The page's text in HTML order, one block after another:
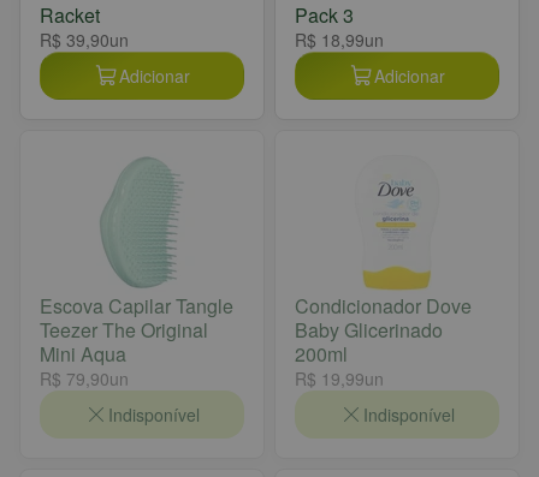
Racket
R$ 39,90un
Adicionar
Pack 3
R$ 18,99un
Adicionar
Escova Capilar Tangle
Teezer The Original
Mini Aqua
R$ 79,90un
Indisponível
Condicionador Dove
Baby Glicerinado
200ml
R$ 19,99un
Indisponível